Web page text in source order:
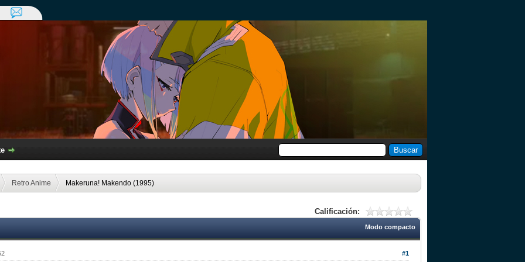
Retro Anime Makeruna! Makendo (1995)
Calificación:
Modo compacto
#1